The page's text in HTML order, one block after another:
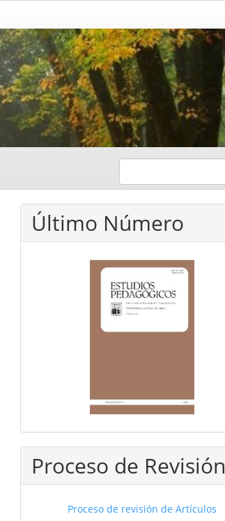
Último Número
Proceso de Revisión
Proceso de revisión de Artículos